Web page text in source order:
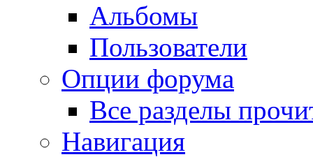
Альбомы
Пользователи
Опции форума
Все разделы
Навигация